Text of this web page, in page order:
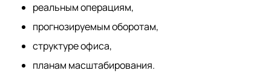
реальным операциям,
прогнозируемым оборотам,
структуре офиса,
планам масштабирования.